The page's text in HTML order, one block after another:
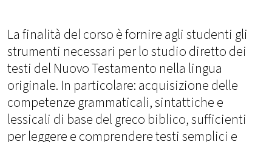
La finalità del corso è fornire agli studenti gli
strumenti necessari per lo studio diretto dei
testi del Nuovo Testamento nella lingua
originale. In particolare: acquisizione delle
competenze grammaticali, sintattiche e
lessicali di base del greco biblico, sufficienti
per leggere e comprendere testi semplici e